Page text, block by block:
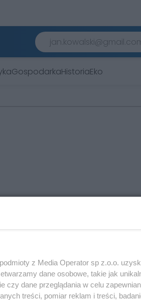
GospodarkaHistoriaEko
z Media Operator sp z.o.o.
dane osobowe, takie jak
czy dane przeglądania w celu
treści, pomiar reklam i treści,